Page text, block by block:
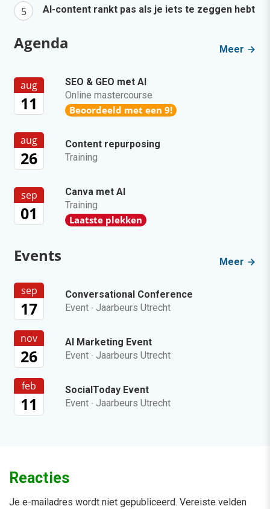
AI-content rankt pas als je iets te zeggen hebt
Agenda Meer
aug
11
SEO & GEO met AI
Online mastercourse
Beoordeeld met een 9!
aug
26
Content repurposing
Training
sep
01
Canva met AI
Training
Laatste plekken
Events Meer
sep
17
Conversational Conference
Event · Jaarbeurs Utrecht
nov
26
AI Marketing Event
Event · Jaarbeurs Utrecht
feb
11
SocialToday Event
Event · Jaarbeurs Utrecht
Reacties
Je e-mailadres wordt niet gepubliceerd. Vereiste velden